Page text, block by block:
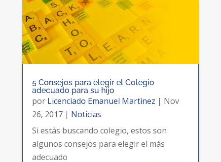
5 Consejos para elegir el Colegio
adecuado para su hijo
por Licenciado Emanuel Martinez | Nov
26, 2017| Noticias
Si estás buscando colegio, estos son
algunos consejos para elegir el más
adecuado